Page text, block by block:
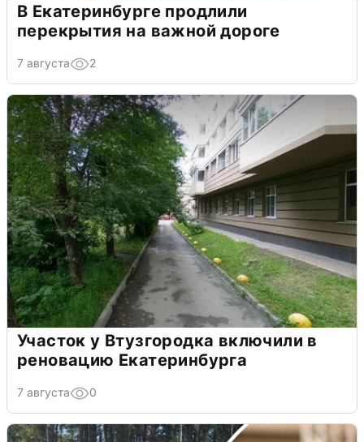
В Екатеринбурге продлили
перекрытия на важной дороге
7 августа 2
Участок у Втузгородка включили в
реновацию Екатеринбурга
7 августа 0